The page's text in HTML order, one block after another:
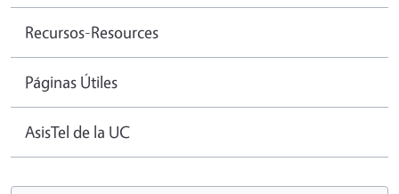
Recursos-Resources
Páginas Útiles
AsisTel de la UC